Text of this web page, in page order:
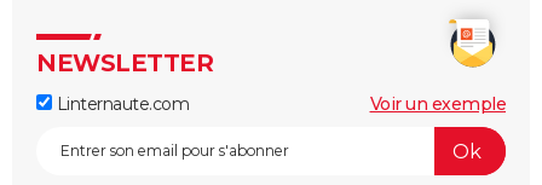
NEWSLETTER
Linternaute.com Voir un exemple